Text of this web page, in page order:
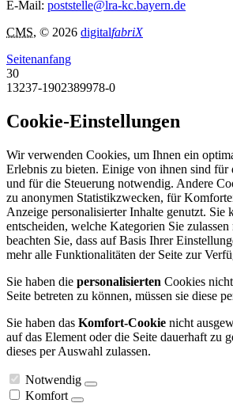
E-Mail: poststelle@lra-kc.bayern.de
CMS, © 2026 digitalfabriX
Seitenanfang
30
13237-1902389978-0
Cookie-Einstellungen
Wir verwenden Cookies, um Ihnen ein
Erlebnis zu bieten. Einige von ihnen sind für
und für die Steuerung notwendig. Andere
zu anonymen Statistikzwecken, für
Anzeige personalisierter Inhalte genutzt. Sie
entscheiden, welche Kategorien Sie
beachten Sie, dass auf Basis Ihrer
mehr alle Funktionalitäten der Seite zur
Sie haben die personalisierten Cookies
Seite betreten zu können, müssen sie diese
Sie haben das Komfort-Cookie nicht
auf das Element oder die Seite dauerhaft zu
dieses per Auswahl zulassen.
Notwendig
Komfort